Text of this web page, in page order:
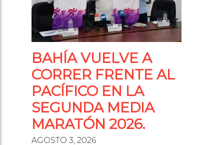
BAHÍA VUELVE A
CORRER FRENTE AL
PACÍFICO EN LA
SEGUNDA MEDIA
MARATÓN 2026.
AGOSTO 3, 2026